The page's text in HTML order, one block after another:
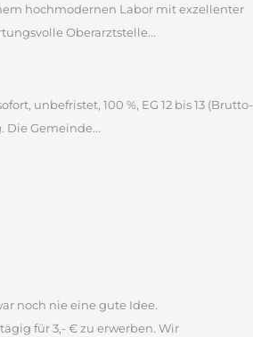
hochmodernen Labor mit exzellenter
Oberarztstelle...
unbefristet, 100 %, EG 12 bis 13 (Brutto-
Die Gemeinde...
noch nie eine gute Idee.
für 3,- € zu erwerben. Wir